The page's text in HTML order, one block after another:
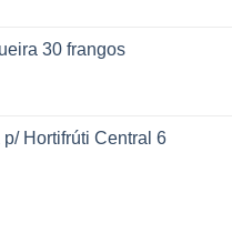
30 frangos
p/ Hortifrúti Central 6